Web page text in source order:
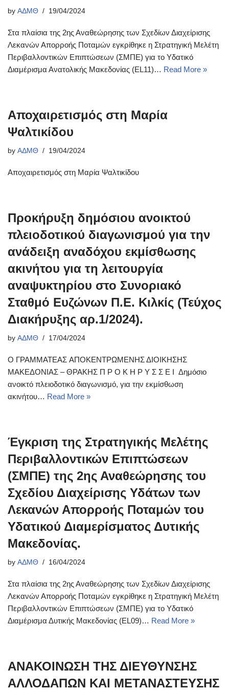
by ΑΔΜΘ 19/04/2024
Στα πλαίσια της 2ης Αναθεώρησης των Σχεδίων Διαχείρισης
Λεκανών Απορροής Ποταμών εγκρίθηκε η Στρατηγική Μελέτη
Περιβαλλοντικών Επιπτώσεων (ΣΜΠΕ) για το Υδατικό
Διαμέρισμα Ανατολικής Μακεδονίας (EL11)… Read More »
Αποχαιρετισμός στη Μαρία
Ψαλτικίδου
by ΑΔΜΘ 19/04/2024
Αποχαιρετισμός στη Μαρία Ψαλτικίδου
Προκήρυξη δημόσιου ανοικτού
πλειοδοτικού διαγωνισμού για την
ανάδειξη αναδόχου εκμίσθωσης
ακινήτου για τη λειτουργία
αναψυκτηρίου στο Συνοριακό
Σταθμό Ευζώνων Π.Ε. Κιλκίς (Τεύχος
Διακήρυξης αρ.1/2024).
by ΑΔΜΘ 17/04/2024
Ο ΓΡΑΜΜΑΤΕΑΣ ΑΠΟΚΕΝΤΡΩΜΕΝΗΣ ΔΙΟΙΚΗΣΗΣ
ΜΑΚΕΔΟΝΙΑΣ – ΘΡΑΚΗΣ Π Ρ Ο Κ Η Ρ Υ Σ Σ Ε Ι Δημόσιο
ανοικτό πλειοδοτικό διαγωνισμό, για την εκμίσθωση
ακινήτου… Read More »
Έγκριση της Στρατηγικής Μελέτης
Περιβαλλοντικών Επιπτώσεων
(ΣΜΠΕ) της 2ης Αναθεώρησης του
Σχεδίου Διαχείρισης Υδάτων των
Λεκανών Απορροής Ποταμών του
Υδατικού Διαμερίσματος Δυτικής
Μακεδονίας.
by ΑΔΜΘ 16/04/2024
Στα πλαίσια της 2ης Αναθεώρησης των Σχεδίων Διαχείρισης
Λεκανών Απορροής Ποταμών εγκρίθηκε η Στρατηγική Μελέτη
Περιβαλλοντικών Επιπτώσεων (ΣΜΠΕ) για το Υδατικό
Διαμέρισμα Δυτικής Μακεδονίας (EL09)… Read More »
ΑΝΑΚΟΙΝΩΣΗ ΤΗΣ ΔΙΕΥΘΥΝΣΗΣ
ΑΛΛΟΔΑΠΩΝ ΚΑΙ ΜΕΤΑΝΑΣΤΕΥΣΗΣ